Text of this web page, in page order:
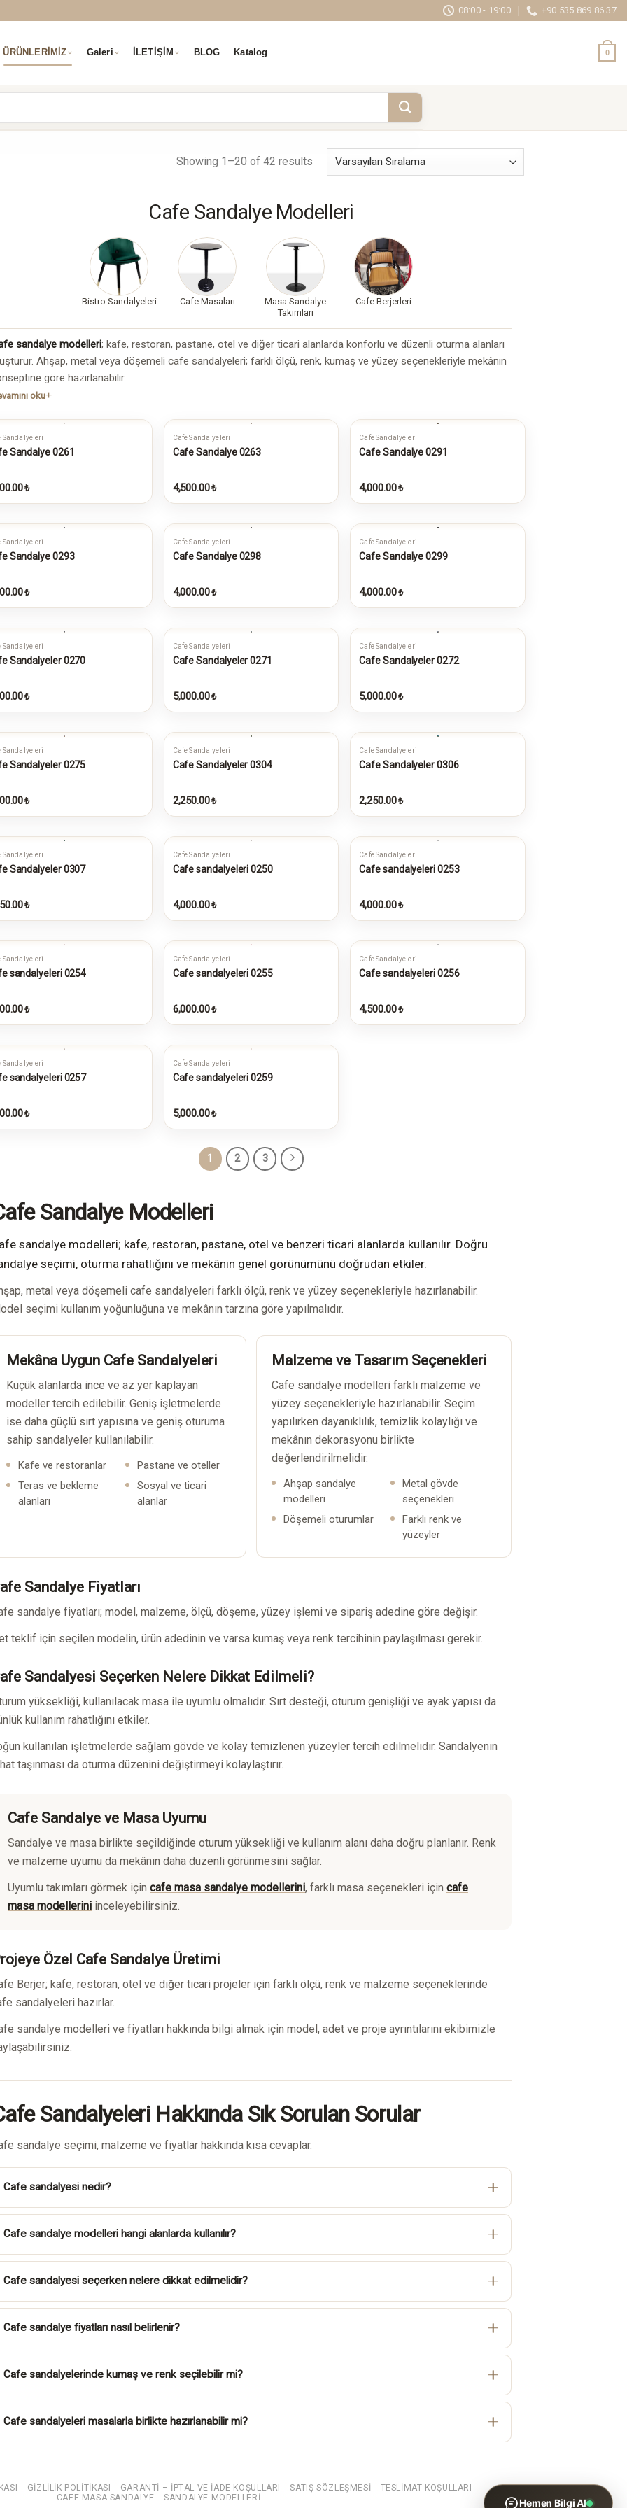
08:00 - 19:00 +90 535 869 86 37
ÜRÜNLERİMİZ Galeri İLETİŞİM BLOG Katalog 0
Showing 1–20 of 42 results
Cafe Sandalye Modelleri
Bistro Sandalyeleri Cafe Masaları
Masa Sandalye
Takımları
Cafe Berjerleri
sandalye modelleri; kafe, restoran, pastane, otel ve diğer ticari alanlarda konforlu ve düzenli oturma alanları
Ahşap, metal veya döşemeli cafe sandalyeleri; farklı ölçü, renk, kumaş ve yüzey seçenekleriyle mekânın
göre hazırlanabilir.
oku
Sandalyeleri
Sandalye 0261
₺
Cafe Sandalyeleri
Cafe Sandalye 0263
4,500.00₺
Cafe Sandalyeleri
Cafe Sandalye 0291
4,000.00₺
Sandalyeleri
Sandalye 0293
₺
Cafe Sandalyeleri
Cafe Sandalye 0298
4,000.00₺
Cafe Sandalyeleri
Cafe Sandalye 0299
4,000.00₺
Sandalyeleri
Sandalyeler 0270
₺
Cafe Sandalyeleri
Cafe Sandalyeler 0271
5,000.00₺
Cafe Sandalyeleri
Cafe Sandalyeler 0272
5,000.00₺
Sandalyeleri
Sandalyeler 0275
₺
Cafe Sandalyeleri
Cafe Sandalyeler 0304
2,250.00₺
Cafe Sandalyeleri
Cafe Sandalyeler 0306
2,250.00₺
Sandalyeleri
Sandalyeler 0307
₺
Cafe Sandalyeleri
Cafe sandalyeleri 0250
4,000.00₺
Cafe Sandalyeleri
Cafe sandalyeleri 0253
4,000.00₺
Sandalyeleri
sandalyeleri 0254
₺
Cafe Sandalyeleri
Cafe sandalyeleri 0255
6,000.00₺
Cafe Sandalyeleri
Cafe sandalyeleri 0256
4,500.00₺
Sandalyeleri
sandalyeleri 0257
₺
Cafe Sandalyeleri
Cafe sandalyeleri 0259
5,000.00₺
1 2 3
Sandalye Modelleri
sandalye modelleri; kafe, restoran, pastane, otel ve benzeri ticari alanlarda kullanılır. Doğru
seçimi, oturma rahatlığını ve mekânın genel görünümünü doğrudan etkiler.
metal veya döşemeli cafe sandalyeleri farklı ölçü, renk ve yüzey seçenekleriyle hazırlanabilir.
seçimi kullanım yoğunluğuna ve mekânın tarzına göre yapılmalıdır.
Mekâna Uygun Cafe Sandalyeleri
Küçük alanlarda ince ve az yer kaplayan
modeller tercih edilebilir. Geniş işletmelerde
ise daha güçlü sırt yapısına ve geniş oturuma
sahip sandalyeler kullanılabilir.
Kafe ve restoranlar
Pastane ve oteller
Teras ve bekleme
alanları
Sosyal ve ticari
alanlar
Malzeme ve Tasarım Seçenekleri
Cafe sandalye modelleri farklı malzeme ve
yüzey seçenekleriyle hazırlanabilir. Seçim
yapılırken dayanıklılık, temizlik kolaylığı ve
mekânın dekorasyonu birlikte
değerlendirilmelidir.
Ahşap sandalye
modelleri
Metal gövde
seçenekleri
Döşemeli oturumlar
Farklı renk ve
yüzeyler
Sandalye Fiyatları
sandalye fiyatları; model, malzeme, ölçü, döşeme, yüzey işlemi ve sipariş adedine göre değişir.
teklif için seçilen modelin, ürün adedinin ve varsa kumaş veya renk tercihinin paylaşılması gerekir.
Sandalyesi Seçerken Nelere Dikkat Edilmeli?
yüksekliği, kullanılacak masa ile uyumlu olmalıdır. Sırt desteği, oturum genişliği ve ayak yapısı da
kullanım rahatlığını etkiler.
kullanılan işletmelerde sağlam gövde ve kolay temizlenen yüzeyler tercih edilmelidir. Sandalyenin
taşınması da oturma düzenini değiştirmeyi kolaylaştırır.
Cafe Sandalye ve Masa Uyumu
Sandalye ve masa birlikte seçildiğinde oturum yüksekliği ve kullanım alanı daha doğru planlanır. Renk
ve malzeme uyumu da mekânın daha düzenli görünmesini sağlar.
Uyumlu takımları görmek için cafe masa sandalye modellerini, farklı masa seçenekleri için cafe
masa modellerini inceleyebilirsiniz.
Özel Cafe Sandalye Üretimi
Berjer; kafe, restoran, otel ve diğer ticari projeler için farklı ölçü, renk ve malzeme seçeneklerinde
sandalyeleri hazırlar.
sandalye modelleri ve fiyatları hakkında bilgi almak için model, adet ve proje ayrıntılarını ekibimizle
Sandalyeleri Hakkında Sık Sorulan Sorular
sandalye seçimi, malzeme ve fiyatlar hakkında kısa cevaplar.
Cafe sandalyesi nedir?
Cafe sandalye modelleri hangi alanlarda kullanılır?
Cafe sandalyesi seçerken nelere dikkat edilmelidir?
Cafe sandalye fiyatları nasıl belirlenir?
Cafe sandalyelerinde kumaş ve renk seçilebilir mi?
Cafe sandalyeleri masalarla birlikte hazırlanabilir mi?
GIZLILIK POLITIKASI GARANTI – IPTAL VE IADE KOŞULLARI SATIŞ SÖZLEŞMESI
TESLIMAT KOŞULLARI
CAFE MASA SANDALYE
SANDALYE MODELLERI
WhatsApp ile Bilgi Al
İncelediğiniz ürünün bilgilerini
Hemen Bilgi Al